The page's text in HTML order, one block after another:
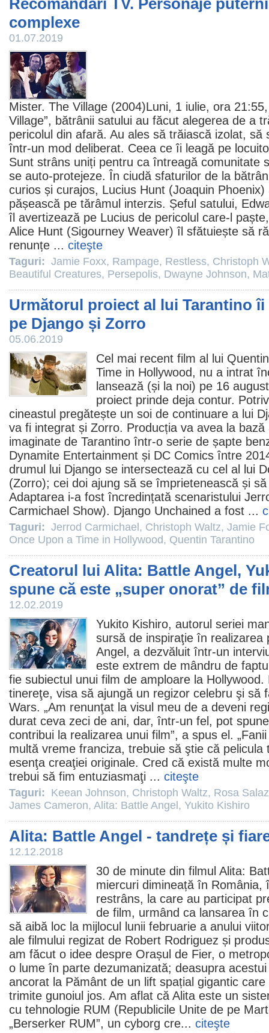
Recomandări TV. Personaje
complexe
01.07.2019
Mister. The Village (2004)Luni, 1 iulie, ora
Village”, bătrânii satului au făcut alegerea de a
pericolul din afară. Au ales să trăiască izolat, să
într-un mod deliberat. Ceea ce îi leagă pe
Sunt strâns uniți pentru ca întreagă comunitate
se auto-protejeze. În ciudă sfaturilor de la
curios și curajos, Lucius Hunt (Joaquin Phoenix)
pășească pe tărâmul interzis. Șeful satului,
îl avertizează pe Lucius de pericolul care-l
Alice Hunt (Sigourney Weaver) îl sfătuiește să
renunțe ... citeşte
Taguri: Jamie Foxx, Rampage, Restless, Christoph
Beautiful Creatures, Persepolis, Dwayne Johnson,
Următorul proiect al lui Tarantino
pe Django și Zorro
05.06.2019
Cel mai recent film al lui
Time in Hollywood, nu a intrat
lansează (și la noi) pe 16
proiect prinde deja contur.
cineastul pregătește un soi de continuare a lui
va fi integrat și Zorro. Producția va avea la bază
imaginate de Tarantino într-o serie de șapte
Dynamite Entertainment și DC Comics între
drumul lui Django se intersectează cu cel al lui
(Zorro); cei doi ajung să se împrietenească și
Adaptarea i-a fost încredințată scenaristului
Carmichael Show). Django Unchained a fost ...
Taguri: Jerrod Carmichael , Christoph Waltz, Jamie
Once Upon a Time in Hollywood, Quentin Tarantino
Creatorul lui Alita: Battle Angel,
spune că este „super onorat” de
12.02.2019
Yukito Kishiro, autorul seriei
sursă de inspiraţie în realizarea
Angel , a dezvăluit într-un
este extrem de mândru de
fie subiectul unui film de amploare la
tinereţe, visa să ajungă un regizor celebru şi să
Wars. „Am renunţat la visul meu de a deveni
durat ceva zeci de ani, dar, într-un fel, pot
contribui la realizarea unui film”, a spus el.
multă vreme franciza, trebuie să ştie că pelicula
esenţa creaţiei originale. Cred că există multe
trebui să fim entuziasmaţi ... citeşte
Taguri: Keean Johnson, Christoph Waltz, Rosa
James Cameron, Alita: Battle Angel , Yukito Kishiro
Alita: Battle Angel - tandrețe și
12.12.2018
30 de minute din filmul Alita:
miercuri dimineață în România,
restrâns, la care au participat
de film, urmând ca lansarea în
să aibă loc la mijlocul lunii februarie a anului
ale filmului regizat de Robert Rodriguez și
am făcut o idee despre Orașul de Fier, o
o lume în parte dezumanizată; deasupra
ancorat la Pământ de un lift spațial gigantic
trimite gunoiul jos. Am aflat că Alita este un
cu tehnologie RUM (Republicile Unite de pe
„Berserker RUM”, un cyborg cre... citeşte